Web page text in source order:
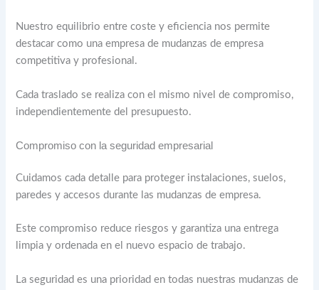
Nuestro equilibrio entre coste y eficiencia nos permite
destacar como una empresa de mudanzas de empresa
competitiva y profesional.
Cada traslado se realiza con el mismo nivel de compromiso,
independientemente del presupuesto.
Compromiso con la seguridad empresarial
Cuidamos cada detalle para proteger instalaciones, suelos,
paredes y accesos durante las mudanzas de empresa.
Este compromiso reduce riesgos y garantiza una entrega
limpia y ordenada en el nuevo espacio de trabajo.
La seguridad es una prioridad en todas nuestras mudanzas de